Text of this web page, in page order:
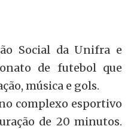
Social da Unifra e
de futebol que
música e gols.
complexo esportivo
de 20 minutos.